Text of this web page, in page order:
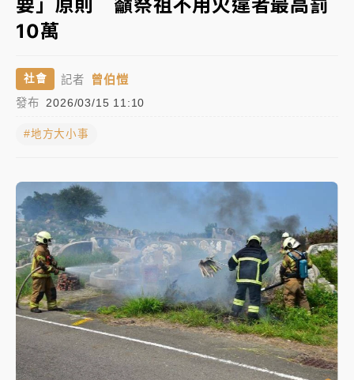
周末精選｜
苯駢芘無安全攝取值！致癌苦茶油下肚 毒
物醫籲多吃蔬果代謝
《知新聞》揭「運科計畫」人體實驗黑幕 運動部不追
究！遭監委質疑
台股處置新制明天上路 4大鬆綁一次看
員工犯案 破案關鍵曝
最好玩的父親節！「爸氣集合」出發工程冒險島 邀社
福孩童齊暢玩
白海豚挾豪雨狂炸新北！時雨量破百毫米 水塔、雨棚
砸落毀車
強風長浪襲馬祖！「白海豚」逼近劃設警戒區 違規戲
水觀浪恐重罰失血
白海豚瘦身！中部以北防劇烈降水 本周天氣展望「多
▼
要」原則 籲祭祖不用火違者最高罰
10萬
社會 記者 曾伯愷
發布 2026/03/15 11:10
#地方大小事